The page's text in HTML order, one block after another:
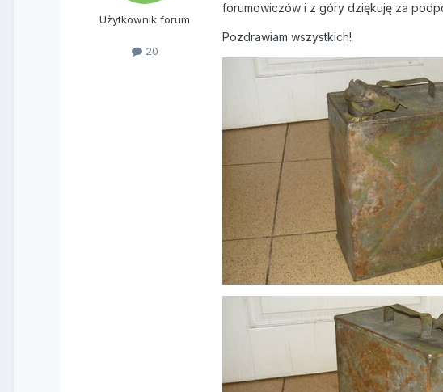
Użytkownik forum
20
forumowiczów i z góry dziękuję za
Pozdrawiam wszystkich!